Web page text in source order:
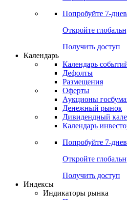
Валютные и
Корпоративные
Попробуйте7-
Откройте
Получить доступ
Календарь
Календарь
Дефолты
Размещения
Оферты
Денежный рынок
Календарь
Попробуйте7-
Откройте